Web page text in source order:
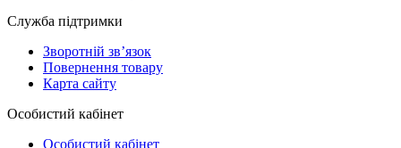
Служба підтримки
Зворотній зв’язок
Повернення товару
Карта сайту
Особистий кабінет
Особистий кабінет